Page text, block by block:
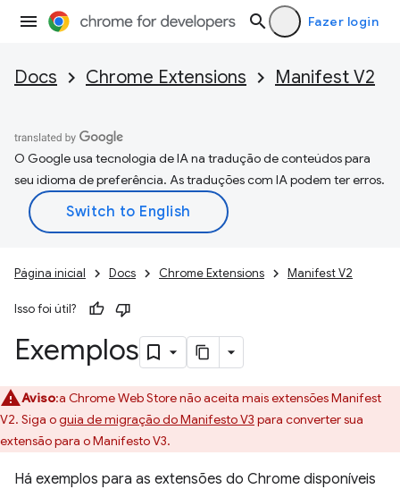
Fazer login
Docs Chrome Extensions Manifest V2
O Google usa tecnologia de IA na tradução de conteúdos para
seu idioma de preferência. As traduções com IA podem ter erros.
Página inicial Docs Chrome Extensions Manifest V2
Isso foi útil?
Exemplos
Aviso:a Chrome Web Store não aceita mais extensões Manifest
V2. Siga oguia de migração do Manifesto V3 para converter sua
extensão para o Manifesto V3.
Há exemplos para as extensões do Chrome disponíveis